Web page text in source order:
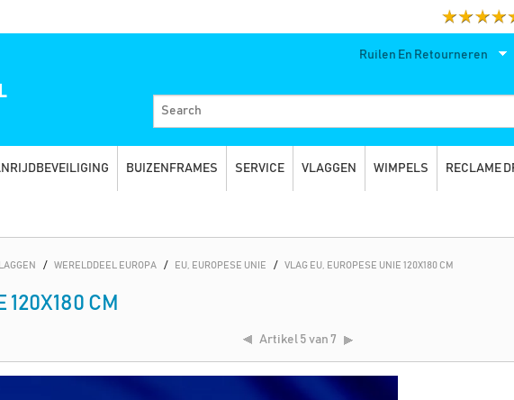
Ruilen En Retourneren
BUIZENFRAMES SERVICE VLAGGEN WIMPELS RECLAME
/ WERELDDEEL EUROPA / EU, EUROPESE UNIE / VLAG EU, EUROPESE UNIE 120X180 CM
CM
Artikel 5 van 7